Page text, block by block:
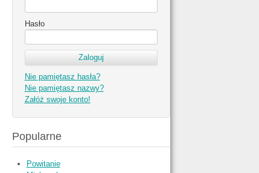
Hasło
Nie pamiętasz hasła?
Nie pamiętasz nazwy?
Załóż swoje konto!
Popularne
Powitanie